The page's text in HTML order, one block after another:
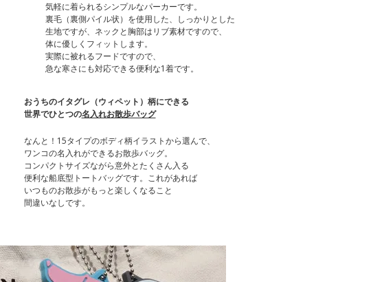
気軽に着られるシンプルなパーカーです。
裏毛（裏側パイル状）を使用した、しっかりとした
生地ですが、ネックと胸部はリブ素材ですので、
体に優しくフィットします。
実際に被れるフードですので、
急な寒さにも対応できる便利な1着です。
おうちのイタグレ（ウィペット）柄にできる
世界でひとつの名入れお散歩バッグ
なんと！15タイプのボディ柄イラストから選んで、
ワンコの名入れができるお散歩バッグ。
コンパクトサイズながら意外とたくさん入る
便利な船底型トートバッグです。これがあれば
いつものお散歩がもっと楽しくなること
間違いなしです。